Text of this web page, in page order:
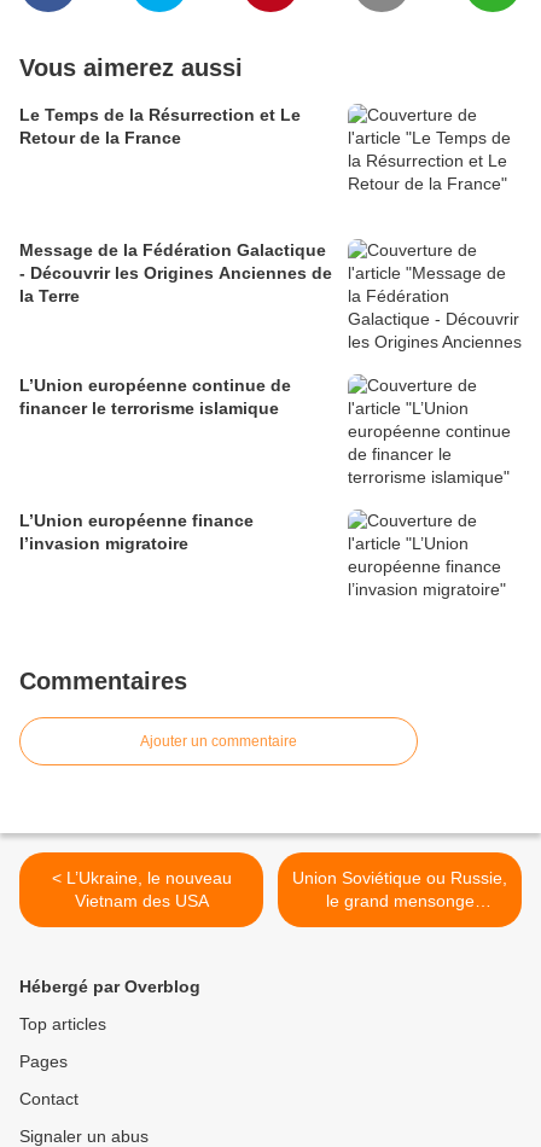
Vous aimerez aussi
Le Temps de la Résurrection et Le
Retour de la France
Message de la Fédération Galactique
- Découvrir les Origines Anciennes de
la Terre
L’Union européenne continue de
financer le terrorisme islamique
L’Union européenne finance
l’invasion migratoire
Commentaires
Ajouter un commentaire
< L’Ukraine, le nouveau
Vietnam des USA
Union Soviétique ou Russie,
le grand mensonge
américain >
Hébergé par Overblog
Top articles
Pages
Contact
Signaler un abus